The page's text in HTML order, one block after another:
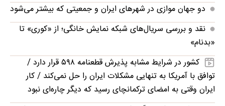
دو جهان موازی در شهرهای ایران و جمعیتی که بیشتر می‌شود
نقد و بررسی سریال‌های شبکه نمایش خانگی؛ از «کوری» تا
«بدنام»
کشور در شرایط مشابه پذیرش قطعنامه ۵۹۸ قرار دارد /
توافق با آمریکا به تنهایی مشکلات ایران را حل نمی‌کند / کار
ایران وقتی به امضای ترکمانچای رسید که دیگر چاره‌ای نبود